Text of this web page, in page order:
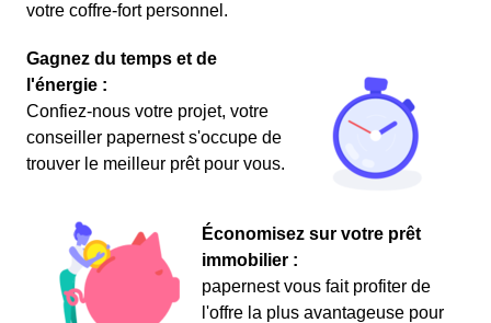
votre coffre-fort personnel.
Gagnez du temps et de
l'énergie :
Confiez-nous votre projet, votre
conseiller papernest s'occupe de
trouver le meilleur prêt pour vous.
Économisez sur votre prêt
immobilier :
papernest vous fait profiter de
l'offre la plus avantageuse pour